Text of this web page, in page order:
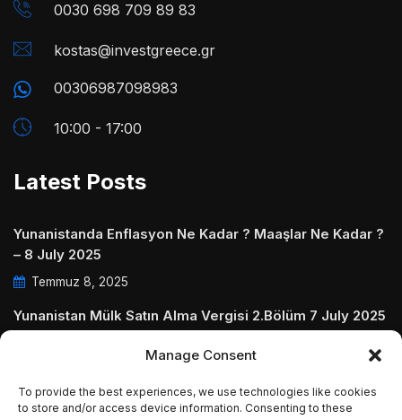
Manage Consent
To provide the best experiences, we use technologies like cookies
to store and/or access device information. Consenting to these
0030 698 709 89 83
kostas@investgreece.gr
00306987098983
10:00 - 17:00
Latest Posts
Yunanistanda Enflasyon Ne Kadar ? Maaşlar Ne Kadar ?
– 8 July 2025
Temmuz 8, 2025
Yunanistan Mülk Satın Alma Vergisi 2.Bölüm 7 July 2025
July 2025